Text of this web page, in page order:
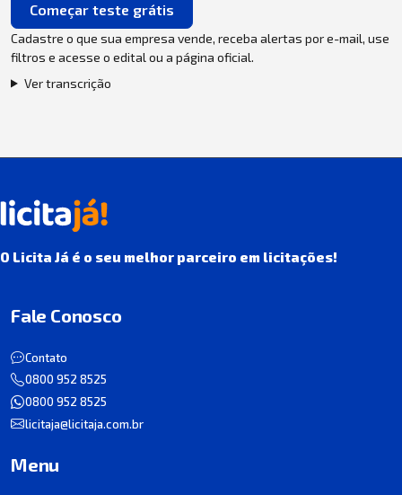
Começar teste grátis
Cadastre o que sua empresa vende, receba alertas por e-mail, use
filtros e acesse o edital ou a página oficial.
Ver transcrição
O Licita Já é o seu melhor parceiro em licitações!
Fale Conosco
Contato
0800 952 8525
0800 952 8525
licitaja@licitaja.com.br
Menu